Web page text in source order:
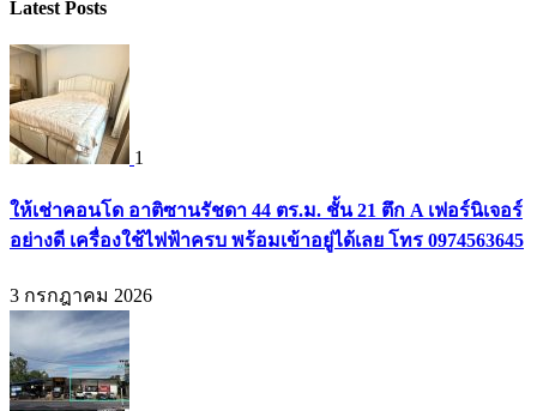
Latest Posts
1
ให้เช่าคอนโด อาติซานรัชดา 44 ตร.ม. ชั้น 21 ตึก A เฟอร์นิเจอร์
อย่างดี เครื่องใช้ไฟฟ้าครบ พร้อมเข้าอยู่ได้เลย โทร 0974563645
3 กรกฎาคม 2026